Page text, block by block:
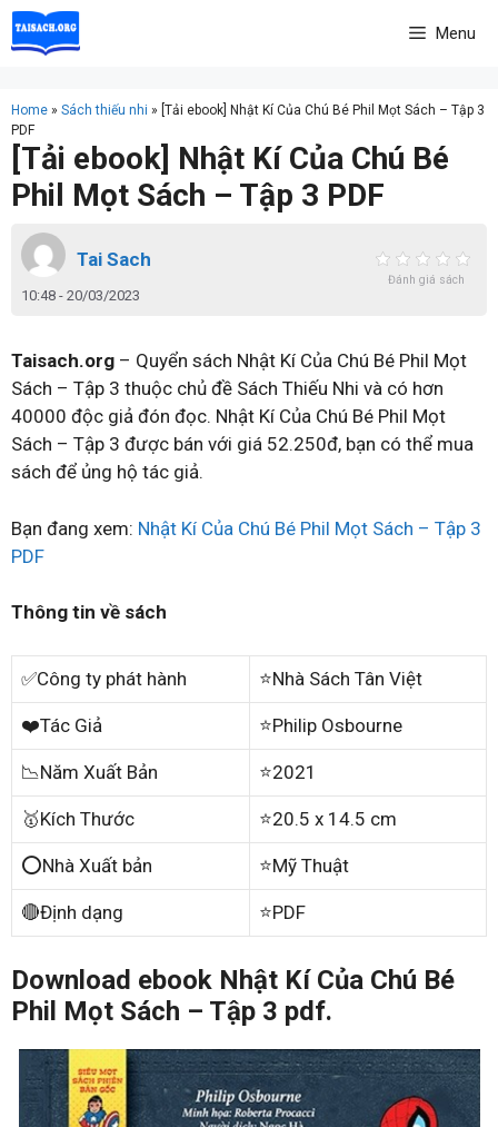
Skip
to
Menu
Home » Sách thiếu nhi » [Tải ebook] Nhật Kí Của Chú Bé Phil Mọt Sách – Tập 3
PDF
[Tải ebook] Nhật Kí Của Chú Bé
Phil Mọt Sách – Tập 3 PDF
Tai Sach
10:48 - 20/03/2023
Đánh giá sách
Taisach.org – Quyển sách Nhật Kí Của Chú Bé Phil Mọt
Sách – Tập 3 thuộc chủ đề Sách Thiếu Nhi và có hơn
40000 độc giả đón đọc. Nhật Kí Của Chú Bé Phil Mọt
Sách – Tập 3 được bán với giá 52.250đ, bạn có thể mua
sách để ủng hộ tác giả.
Bạn đang xem: Nhật Kí Của Chú Bé Phil Mọt Sách – Tập 3
PDF
Thông tin về sách
✅Công ty phát hành ⭐Nhà Sách Tân Việt
❤️Tác Giả ⭐Philip Osbourne
📉Năm Xuất Bản ⭐2021
🥇Kích Thước ⭐20.5 x 14.5 cm
⭕Nhà Xuất bản ⭐Mỹ Thuật
🔴Định dạng ⭐PDF
Download ebook Nhật Kí Của Chú Bé
Phil Mọt Sách – Tập 3 pdf.